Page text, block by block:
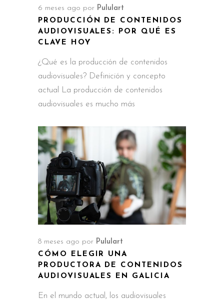
6 meses ago por Pululart
PRODUCCIÓN DE CONTENIDOS
AUDIOVISUALES: POR QUÉ ES
CLAVE HOY
¿Qué es la producción de contenidos
audiovisuales? Definición y concepto
actual La producción de contenidos
audiovisuales es mucho más
8 meses ago por Pululart
CÓMO ELEGIR UNA
PRODUCTORA DE CONTENIDOS
AUDIOVISUALES EN GALICIA
En el mundo actual, los audiovisuales